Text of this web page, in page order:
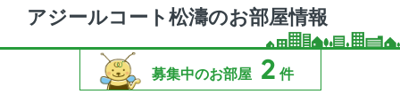
アジールコート松濤のお部屋情報
募集中のお部屋 2 件